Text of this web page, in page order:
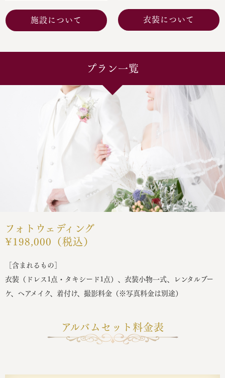
施設について 衣装について
プラン一覧
フォトウェディング
¥198,000（税込）
［含まれるもの］
衣装（ドレス1点・タキシード1点）、衣装小物一式、レンタルブー
ケ、ヘアメイク、着付け、撮影料金（※写真料金は別途）
アルバムセット料金表